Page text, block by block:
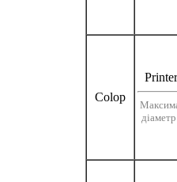
Colop